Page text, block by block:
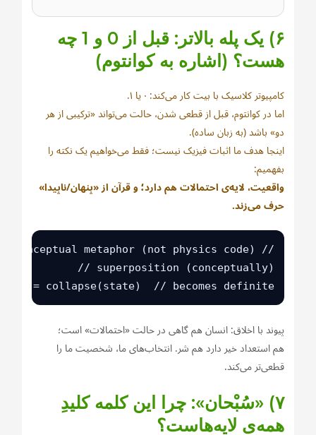
۶) یک پله بالاتر: قبل از 0 و 1 چه
هست؟ (اشاره به کوانتوم)
کامپیوتر کلاسیک با بیت کار می‌کند: ۰ یا ۱.
اما در کوانتوم، قبل از قطعی شدن، حالت می‌تواند «ترکیبی از هر
دو» باشد (به زبان ساده).
اینجا هدف ما اثبات فیزیک نیست؛ فقط می‌خواهیم یک نکته را
بفهمیم:
واقعیت، لایه‌ی احتمالات هم دارد؛ و قرآن از «پنهان/ناپیدا»
حرف می‌زند.
= collapse(state)  // becomes definite
پیوند با اخلاق: انسان هم گاهی در حالت «احتمالات» است؛
هم استعداد خیر دارد هم شر. انتخاب‌های ما، شخصیت ما را
قطعی‌تر می‌کند.
۷) «سُبْحان»: چرا این کلمه کلیدِ
همه‌ی لایه‌هاست؟